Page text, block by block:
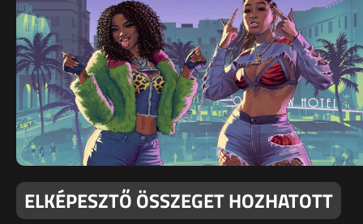
ELKÉPESZTŐ ÖSSZEGET HOZHATOTT